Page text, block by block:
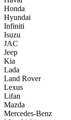
Honda
Hyundai
Infiniti
Isuzu
JAC
Jeep
Kia
Lada
Land Rover
Lexus
Lifan
Mazda
Mercedes-Benz